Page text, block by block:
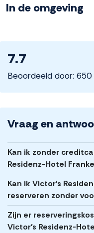
In de omgeving
7.7
Beoordeeld door: 650
Vraag en
Kan ik zonder
Residenz-Hotel
Kan ik Victor's
reserveren zonder
Zijn er
Victor's Residenz-